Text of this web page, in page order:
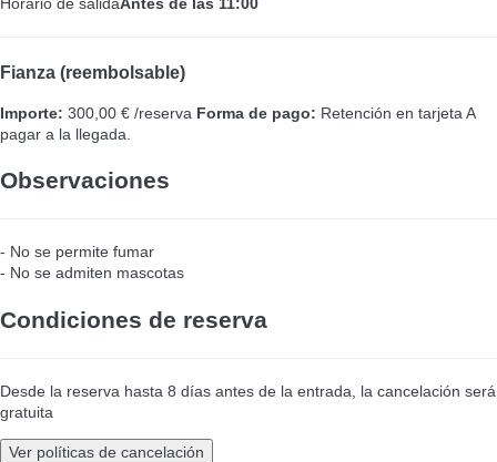
Fianza (reembolsable)
Importe: 300,00 € /reserva Forma de pago: Retención en tarjeta A
pagar a la llegada.
Observaciones
- No se permite fumar
- No se admiten mascotas
Condiciones de reserva
Desde la reserva hasta 8 días antes de la entrada, la cancelación será
gratuita
Ver políticas de cancelación